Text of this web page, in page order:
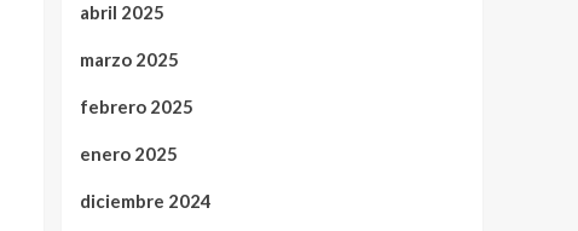
abril 2025
marzo 2025
febrero 2025
enero 2025
diciembre 2024